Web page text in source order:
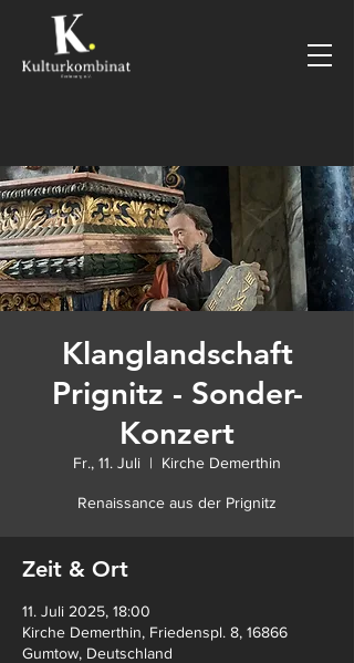
Klanglandschaft
Prignitz - Sonder-
Konzert
Fr., 11. Juli
  |
Kirche Demerthin
Renaissance aus der Prignitz
Zeit & Ort
11. Juli 2025, 18:00
Kirche Demerthin, Friedenspl. 8, 16866
Gumtow, Deutschland